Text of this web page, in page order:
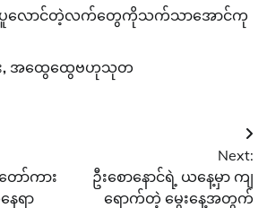
ပူလောင်တဲ့လက်တွေကိုသက်သာအောင်ကု
, အထွေထွေဗဟုသုတ
ော်ကား
ရာ
Next:
ဦးစောနောင်ရဲ့ ယနေ့မှာ ကျ
ရောက်တဲ့ မွေးနေ့အတွက်